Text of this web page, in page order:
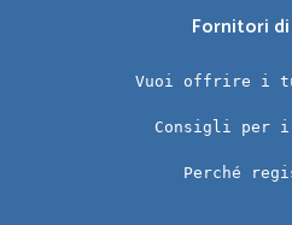
Fornitori
Vuoi offrire i
Consigli per
Perché